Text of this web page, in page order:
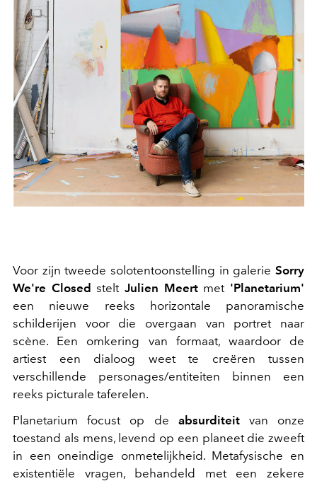
Voor zijn tweede solotentoonstelling in galerie Sorry
We're Closed steltJulien Meert met 'Planetarium'
een nieuwe reeks horizontale panoramische
schilderijen voor die overgaan van portret naar
scène. Een omkering van formaat, waardoor de
artiest een dialoog weet te creëren tussen
verschillende personages/entiteiten binnen een
reeks picturale taferelen.
Planetarium focust op de absurditeit van onze
toestand als mens, levend op een planeet die zweeft
in een oneindige onmetelijkheid. Metafysische en
existentiële vragen, behandeld met een zekere